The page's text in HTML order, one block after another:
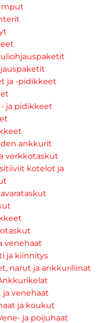
ja -pidikkeet
ja pidikkeet
ankkurit
verkkotaskut
kotelot ja
venehaat
ja kiinnitys
narut ja ankkuriliinat
ja venehaat
ja koukut
ja poijuhaat